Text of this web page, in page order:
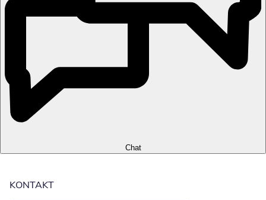
Chat
KONTAKT